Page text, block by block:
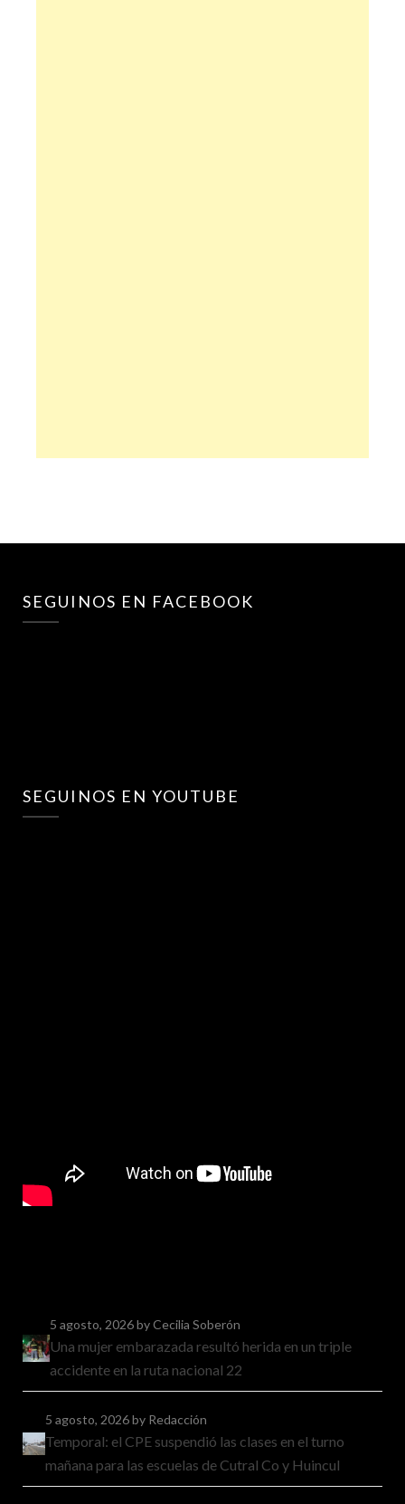
SEGUINOS EN FACEBOOK
SEGUINOS EN YOUTUBE
5 agosto, 2026by Cecilia Soberón
Una mujer embarazada resultó herida en un triple
accidente en la ruta nacional 22
5 agosto, 2026by Redacción
Temporal: el CPE suspendió las clases en el turno
mañana para las escuelas de Cutral Co y Huincul